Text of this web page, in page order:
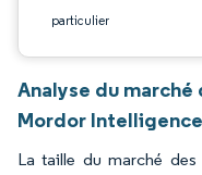
particulier
Analyse du
Mordor Intelligence
La taille du marché